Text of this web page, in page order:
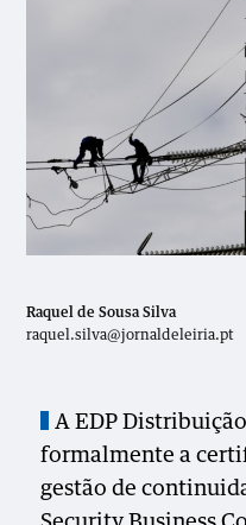
Raquel de Sousa Silva
raquel.silva@jornaldeleiria.pt
A EDP
formalmente a
gestão de